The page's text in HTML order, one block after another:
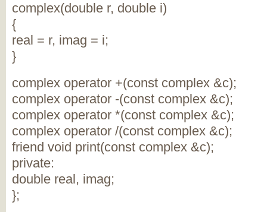
complex(double r, double i)
{
real = r, imag = i;
}
complex operator +(const complex &c);
complex operator -(const complex &c);
complex operator *(const complex &c);
complex operator /(const complex &c);
friend void print(const complex &c);
private:
double real, imag;
};